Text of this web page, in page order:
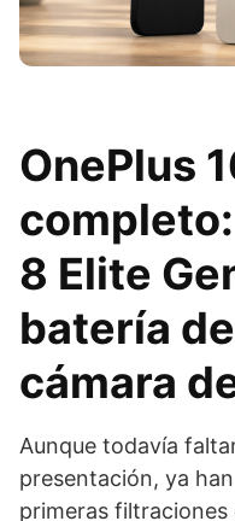
OnePlus
8 Elite
batería
cámara
Aunque todavía
presentación, ya
primeras filtraciones